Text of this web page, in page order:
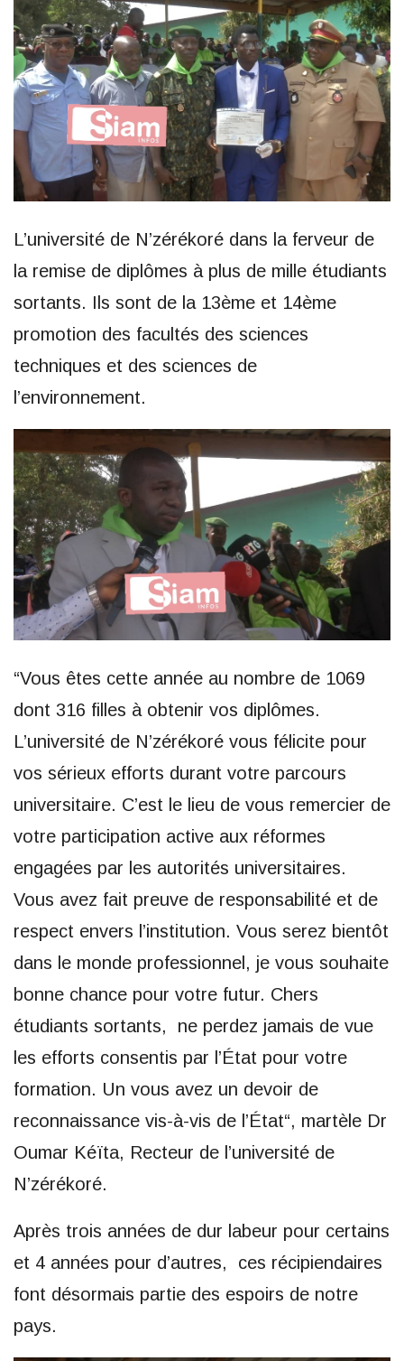
L’université de N’zérékoré dans la ferveur de
la remise de diplômes à plus de mille étudiants
sortants. Ils sont de la 13ème et 14ème
promotion des facultés des sciences
techniques et des sciences de
l’environnement.
“Vous êtes cette année au nombre de 1069
dont 316 filles à obtenir vos diplômes.
L’université de N’zérékoré vous félicite pour
vos sérieux efforts durant votre parcours
universitaire. C’est le lieu de vous remercier de
votre participation active aux réformes
engagées par les autorités universitaires.
Vous avez fait preuve de responsabilité et de
respect envers l’institution. Vous serez bientôt
dans le monde professionnel, je vous souhaite
bonne chance pour votre futur. Chers
étudiants sortants, ne perdez jamais de vue
les efforts consentis par l’État pour votre
formation. Un vous avez un devoir de
reconnaissance vis-à-vis de l’État“, martèle Dr
Oumar Kéïta, Recteur de l’université de
N’zérékoré.
Après trois années de dur labeur pour certains
et 4 années pour d’autres, ces récipiendaires
font désormais partie des espoirs de notre
pays.